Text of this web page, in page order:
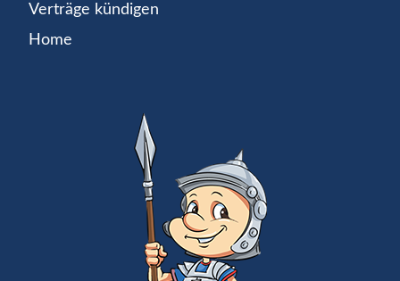
Verträge kündigen
Home